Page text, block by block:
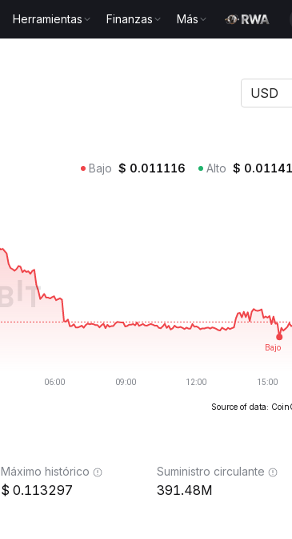
Herramientas Finanzas Más
USD
Bajo $ 0.011116 Alto $
Source of data:
Máximo histórico
0.113297
Suministro circulante
391.48M